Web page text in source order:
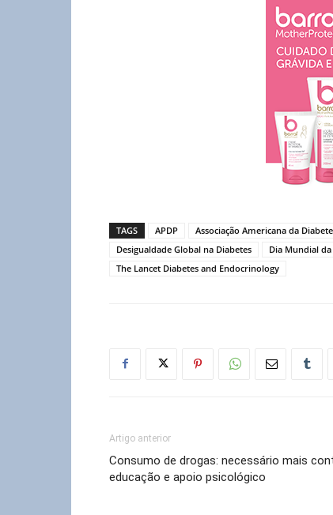
TAGS APDP Associação Americana da
Desigualdade Global na Diabetes
Dia Mundial
The Lancet Diabetes and Endocrinology
Artigo anterior
Consumo de drogas: necessário mais
educação e apoio psicológico